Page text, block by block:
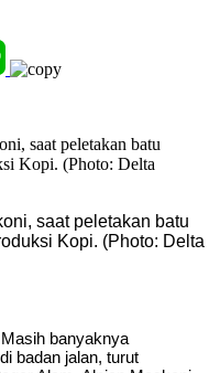
saat peletakan batu
Kopi. (Photo: Delta
banyaknya
badan jalan, turut